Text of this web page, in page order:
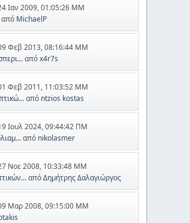
Ιαν 2009, 01:05:26 ΜΜ
από MichaelP
Φεβ 2013, 08:16:44 ΜΜ
απόx4r7s
Φεβ 2011, 11:03:52 ΜΜ
από ntzios kostas
Ιουλ 2024, 09:44:42 ΠΜ
από nikolasmer
Νοε 2008, 10:33:48 ΜΜ
απόΔημήτρης Δαλαγιώργος
Μαρ 2008, 09:15:00 ΜΜ